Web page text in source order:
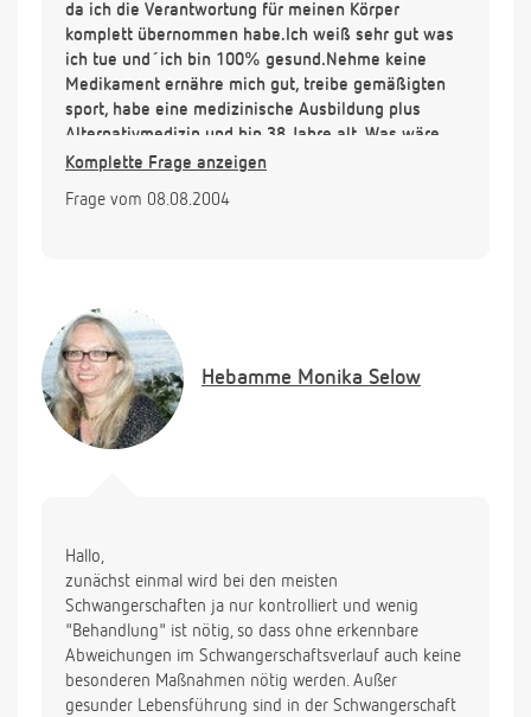
da ich die Verantwortung für meinen Körper
komplett übernommen habe.Ich weiß sehr gut was
ich tue und´ich bin 100% gesund.Nehme keine
Medikament ernähre mich gut, treibe gemäßigten
sport, habe eine medizinische Ausbildung plus
Alternativmedizin und bin 38 Jahre alt. Was wäre
trotzdem nötig? Ich möchte auf der Insel Isla
Vielen Dank
Komplette Frage anzeigen
Frage vom 08.08.2004
Hebamme Monika Selow
Hallo,
zunächst einmal wird bei den meisten
Schwangerschaften ja nur kontrolliert und wenig
"Behandlung" ist nötig, so dass ohne erkennbare
Abweichungen im Schwangerschaftsverlauf auch keine
besonderen Maßnahmen nötig werden. Außer
gesunder Lebensführung sind in der Schwangerschaft